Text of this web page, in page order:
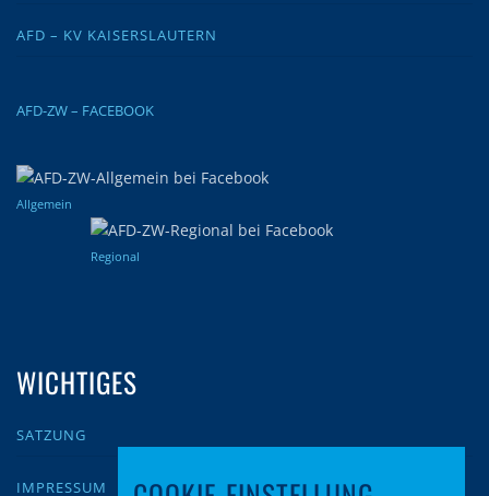
AFD – KV KAISERSLAUTERN
AFD-ZW – FACEBOOK
Allgemein
Regional
WICHTIGES
SATZUNG
IMPRESSUM